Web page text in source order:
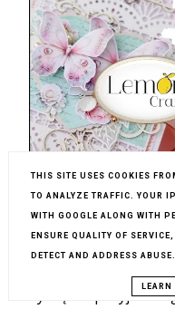
życzę
THIS SITE USES COOKIES
TO ANALYZE TRAFFIC. YOUR
WITH GOOGLE ALONG WITH
ENSURE QUALITY OF
DETECT AND ADDRESS ABUSE.